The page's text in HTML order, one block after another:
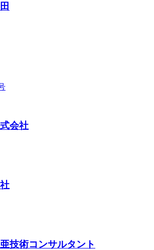
会社
技術コンサルタント